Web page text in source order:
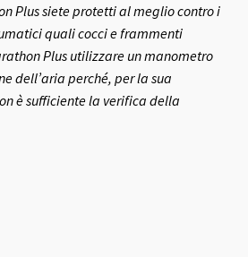
Plus siete protetti al meglio contro i
quali cocci e frammenti
Plus utilizzare un manometro
dell’aria perché, per la sua
è sufficiente la verifica della